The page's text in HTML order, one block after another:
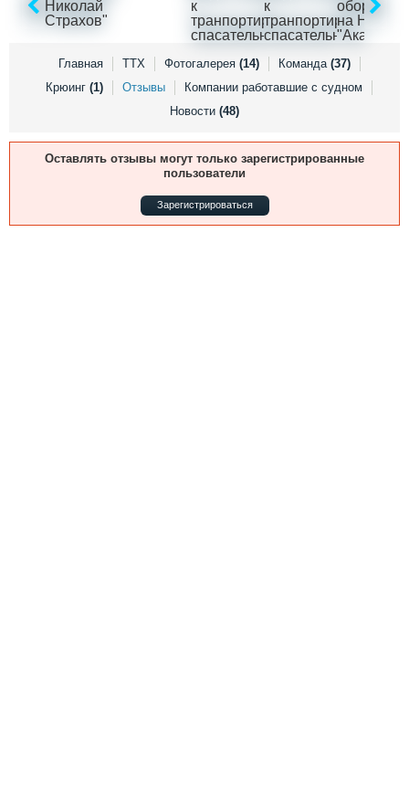
Личности
Форум
Отзывы
Все службы
Главная ТТХ Фотогалерея (14) Команда (37)
Крюинг (1) Отзывы
Компании работавшие с судном
Новости (48)
Оставлять отзывы могут только зарегистрированные
пользователи
Зарегистрироваться